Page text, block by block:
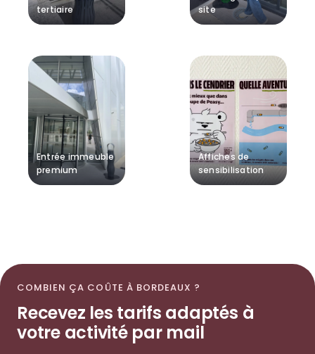
tertiaire
site
Entrée immeuble
premium
Affiches de
sensibilisation
COMBIEN ÇA COÛTE À BORDEAUX ?
Recevez les tarifs adaptés à
votre activité par mail